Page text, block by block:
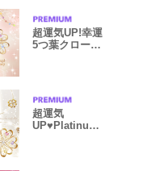
超運気UP!幸運
5つ葉クローバ
超運気
UP♥Platinum